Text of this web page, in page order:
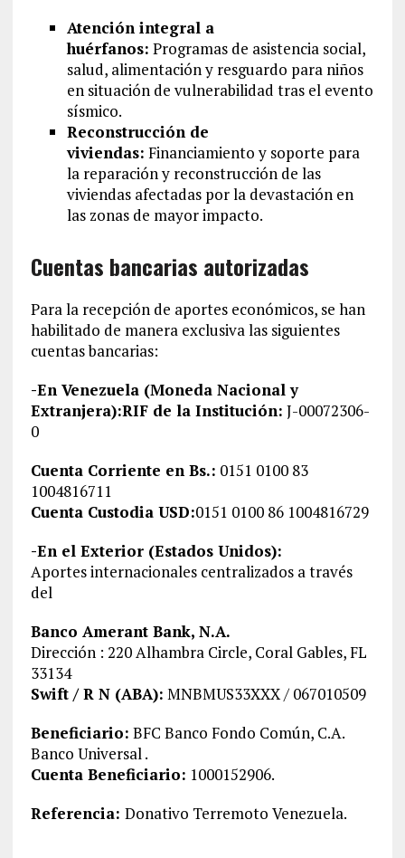
Atención integral a
huérfanos: Programas de asistencia social,
salud, alimentación y resguardo para niños
en situación de vulnerabilidad tras el evento
sísmico.
Reconstrucción de
viviendas: Financiamiento y soporte para
la reparación y reconstrucción de las
viviendas afectadas por la devastación en
las zonas de mayor impacto.
Cuentas bancarias autorizadas
Para la recepción de aportes económicos, se han
habilitado de manera exclusiva las siguientes
cuentas bancarias:
-En Venezuela (Moneda Nacional y
Extranjera):RIF de la Institución: J-00072306-
0
Cuenta Corriente en Bs.: 0151 0100 83
1004816711
Cuenta Custodia USD:0151 0100 86 1004816729
-En el Exterior (Estados Unidos):
Aportes internacionales centralizados a través
del
Banco Amerant Bank, N.A.
Dirección : 220 Alhambra Circle, Coral Gables, FL
33134
Swift / R N (ABA): MNBMUS33XXX / 067010509
Beneficiario: BFC Banco Fondo Común, C.A.
Banco Universal .
Cuenta Beneficiario: 1000152906.
Referencia: Donativo Terremoto Venezuela.